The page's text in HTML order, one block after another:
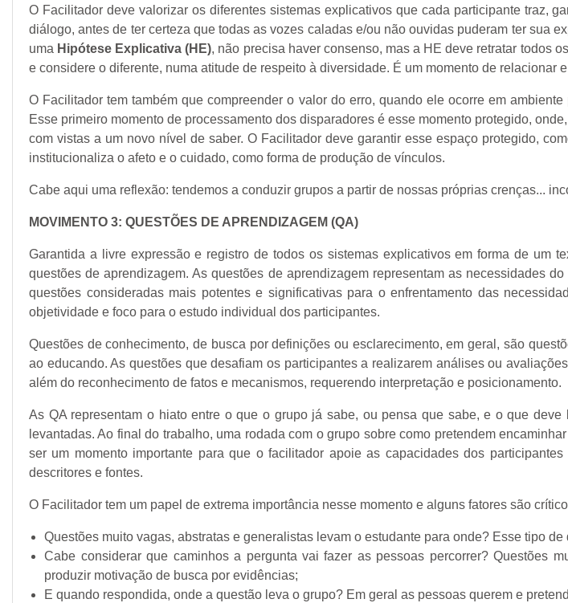
O Facilitador deve valorizar os diferentes sistemas explicativos que cada participante traz,
diálogo, antes de ter certeza que todas as vozes caladas e/ou não ouvidas puderam ter sua
uma Hipótese Explicativa (HE), não precisa haver consenso, mas a HE deve retratar todos
e considere o diferente, numa atitude de respeito à diversidade. É um momento de
O Facilitador tem também que compreender o valor do erro, quando ele ocorre em
Esse primeiro momento de processamento dos disparadores é esse momento protegido,
com vistas a um novo nível de saber. O Facilitador deve garantir esse espaço protegido,
institucionaliza o afeto e o cuidado, como forma de produção de vínculos.
Cabe aqui uma reflexão: tendemos a conduzir grupos a partir de nossas próprias crenças...
MOVIMENTO 3: QUESTÕES DE APRENDIZAGEM (QA)
Garantida a livre expressão e registro de todos os sistemas explicativos em forma de um
questões de aprendizagem. As questões de aprendizagem representam as necessidades
questões consideradas mais potentes e significativas para o enfrentamento das
objetividade e foco para o estudo individual dos participantes.
Questões de conhecimento, de busca por definições ou esclarecimento, em geral, são
ao educando. As questões que desafiam os participantes a realizarem análises ou
além do reconhecimento de fatos e mecanismos, requerendo interpretação e posicionamento.
As QA representam o hiato entre o que o grupo já sabe, ou pensa que sabe, e o que
levantadas. Ao final do trabalho, uma rodada com o grupo sobre como pretendem
ser um momento importante para que o facilitador apoie as capacidades dos
descritores e fontes.
O Facilitador tem um papel de extrema importância nesse momento e alguns fatores são
Questões muito vagas, abstratas e generalistas levam o estudante para onde? Esse tipo
Cabe considerar que caminhos a pergunta vai fazer as pessoas percorrer? Questões
produzir motivação de busca por evidências;
E quando respondida, onde a questão leva o grupo? Em geral as pessoas querem e